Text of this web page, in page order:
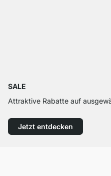
SALE
Attraktive Rabatte auf
Jetzt entdecken